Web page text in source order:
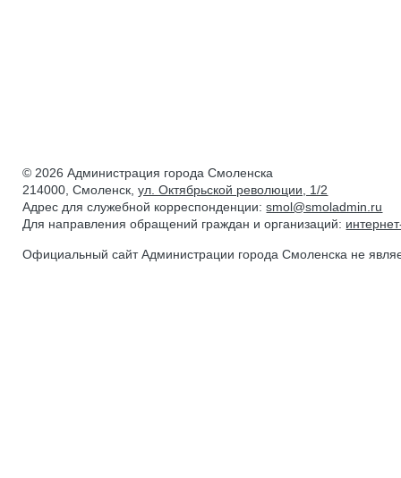
© 2026 Администрация города Смоленска
214000, Смоленск,ул. Октябрьской революции, 1/2
Адрес для служебной корреспонденции:smol@smoladmin.ru
Для направления обращений граждан и организаций:
Официальный сайт Администрации города Смоленска не